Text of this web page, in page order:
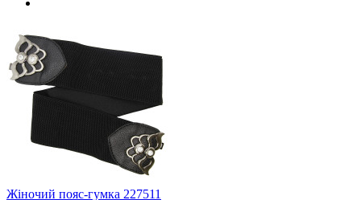
Жіночий пояс-гумка 227511